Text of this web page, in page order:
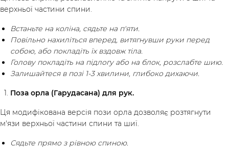
верхньої частини спини.
Встаньте на коліна, сядьте на п'яти.
Повільно нахиліться вперед, витягнувши руки перед
собою, або покладіть їх вздовж тіла.
Голову покладіть на підлогу або на блок, розслабте шию.
Залишайтеся в позі 1-3 хвилини, глибоко дихаючи.
Поза орла (Гарудасана) для рук.
Ця модифікована версія пози орла дозволяє розтягнути
м'язи верхньої частини спини та шиї.
Сядьте прямо з рівною спиною.